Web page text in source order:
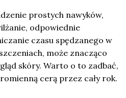
prostych nawyków,
odpowiednie
czasu spędzanego w
może znacząco
skóry. Warto o to zadbać,
cerą przez cały rok.